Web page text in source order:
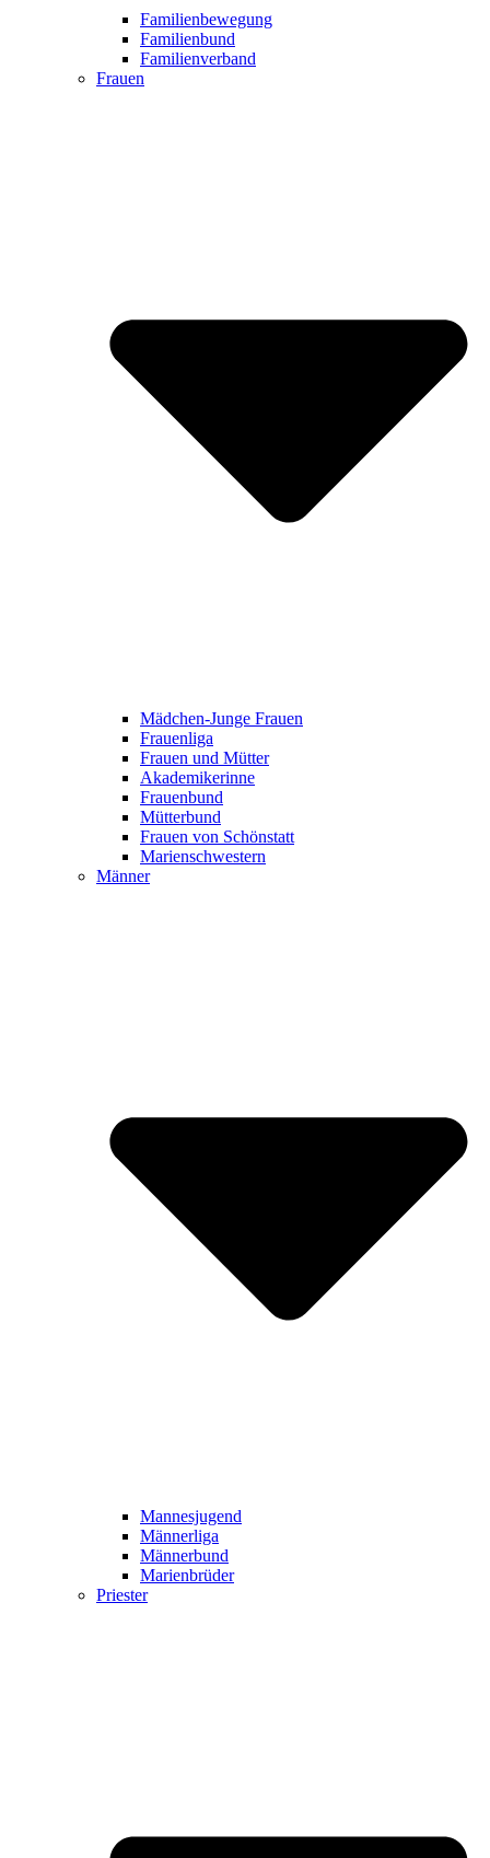
Familienbewegung
Familienbund
Familienverband
Frauen
Mädchen-Junge Frauen
Frauenliga
Frauen und Mütter
Akademikerinne
Frauenbund
Mütterbund
Frauen von Schönstatt
Marienschwestern
Männer
Mannesjugend
Männerliga
Männerbund
Marienbrüder
Priester